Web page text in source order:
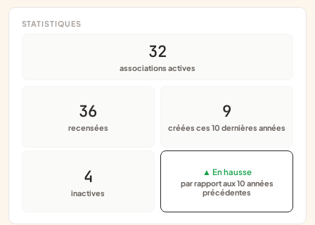
STATISTIQUES
32
associations actives
36
recensées
9
créées ces 10 dernières années
4
inactives
▲ En hausse
par rapport aux 10 années
précédentes